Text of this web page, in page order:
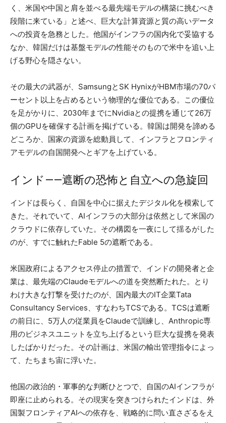
く、米国や中国と肩を並べる最先端モデルの構築に挑むべき
段階に来ている」と述べ、巨大な計算資源と質の高いデータ
への投資を急務とした。他国がインフラの国内化で妥協する
なか、韓国だけは基盤モデルの性能そのもので米中を追い上
げる野心を隠さない。
その最大の武器が、SamsungとSK HynixがHBM市場の70パ
ーセント以上を占めるという物理的な優位である。この優位
を足がかりに、2030年までにNvidiaとの提携を通じて26万
個のGPUを確保する計画を掲げている。韓国は開発を諦める
どころか、国家の資源を総動員して、インフラとフロンティ
アモデルの自国開発へとギアを上げている。
インド——遮断の恐怖と自立への急旋回
インドは長らく、自国を中心に据えたデジタル化を模索して
きた。それでいて、AIインフラの大部分は依然として米国の
クラウドに依存していた。その構図を一夜にして揺るがした
のが、すでに触れたFable 5の遮断である。
米国政府によるアクセス停止の措置で、インドの開発者と企
業は、最先端のClaudeモデルへの道を突然断たれた。とり
わけ大きな打撃を受けたのが、国内最大のIT企業Tata
Consultancy Services、すなわちTCSである。TCSは遮断
の前日に、5万人の従業員をClaudeで訓練し、Anthropic専
用のビジネスユニットを立ち上げるという巨大な提携を発表
したばかりだった。その計画は、米国の輸出管理指令によっ
て、たちまち宙に浮いた。
他国の政治的・軍事的な判断ひとつで、自国のAIインフラが
即座に止められる。その現実を突きつけられたインドは、外
国製フロンティアAIへの依存を、戦略的に問い直さざるをえ